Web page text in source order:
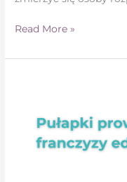
Read More »
edukacyjnej